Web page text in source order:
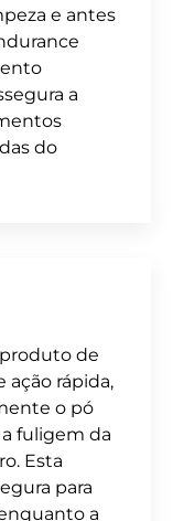
e antes
a
do
de
ação rápida,
o pó
a fuligem da
Esta
para
a